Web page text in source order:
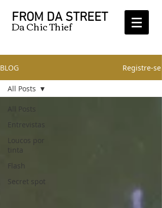
FROM DA STREET
Da Chic Thief
BLOG Registre-se
All Posts
Entrevistas
Loucos por
tinta
Flash
Secret spot
All Posts